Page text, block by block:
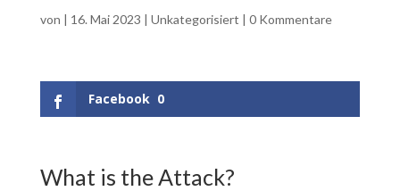
von | 16. Mai 2023 | Unkategorisiert | 0 Kommentare
Facebook 0
What is the Attack?